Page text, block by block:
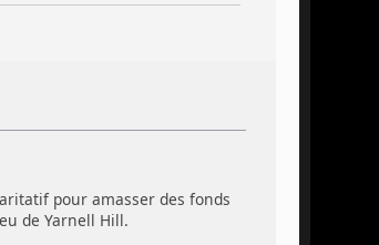
pour amasser des fonds
de Yarnell Hill.